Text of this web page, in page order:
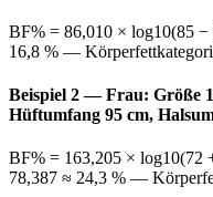
BF% = 86,010 × log10(85
16,8 % —
Beispiel 2 — Frau: Größe
Hüftumfang 95 cm,
BF% = 163,205 × log10(72
78,387 ≈ 24,3 % —